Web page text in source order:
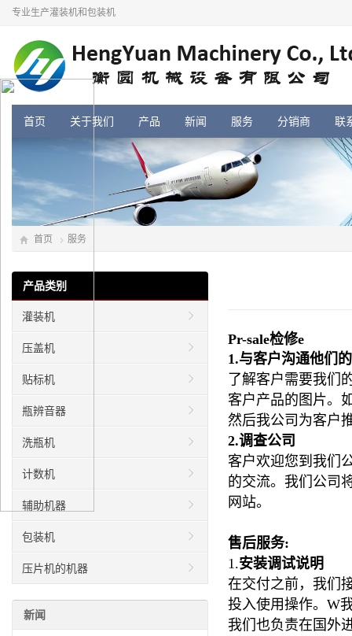
专业生产灌装机和包装机
首页 关于我们 产品 新闻 服务 分销商 联
首页 服务
Pr-sale检修e
1.与客户沟通他们
了解客户需要我们
客户产品的图片。
然后我公司为客户
2.调查公司
客户欢迎您到我们
的交流。我们公司
网站。
售后服务:
1.安装调试说明
在交付之前，我们
投入使用操作。 W
我们也负责在国外
产品类别
灌装机
压盖机
贴标机
瓶辨音器
洗瓶机
计数机
辅助机器
包装机
压片机的机器
新闻